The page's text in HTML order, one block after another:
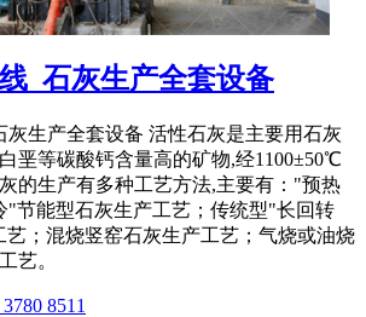
_石灰生产全套设备
灰生产全套设备 活性石灰是主要用石灰
垩等碳酸钙含量高的矿物,经1100±50℃
的生产有多种工艺方法,主要有："预热
"节能型石灰生产工艺；传统型"长回转
艺；混烧竖窑石灰生产工艺；气烧或油烧
艺。
8511